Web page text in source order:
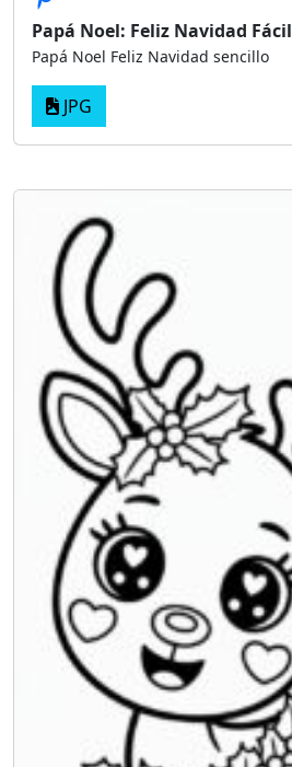
Papá Noel: Feliz Navidad Fácil
Papá Noel Feliz Navidad sencillo
JPG